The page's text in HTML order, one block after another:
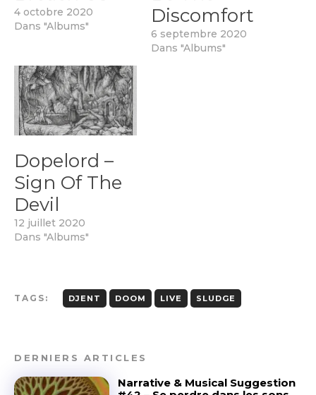
4 octobre 2020
Dans "Albums"
Discomfort
6 septembre 2020
Dans "Albums"
Dopelord –
Sign Of The
Devil
12 juillet 2020
Dans "Albums"
TAGS: DJENT DOOM LIVE SLUDGE
DERNIERS ARTICLES
Narrative & Musical Suggestion